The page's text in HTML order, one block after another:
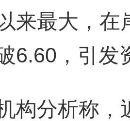
来最大，在
6.60，引发
分析称，